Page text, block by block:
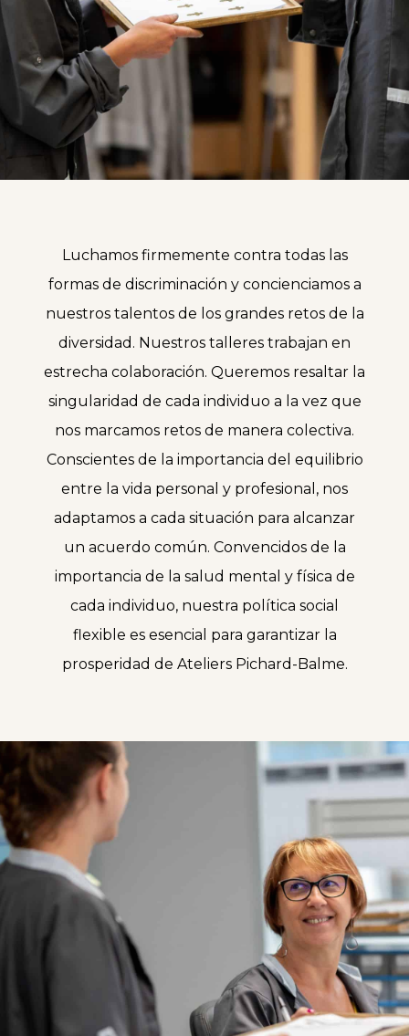
Luchamos firmemente contra todas las
formas de discriminación y concienciamos a
nuestros talentos de los grandes retos de la
diversidad. Nuestros talleres trabajan en
estrecha colaboración. Queremos resaltar la
singularidad de cada individuo a la vez que
nos marcamos retos de manera colectiva.
Conscientes de la importancia del equilibrio
entre la vida personal y profesional, nos
adaptamos a cada situación para alcanzar
un acuerdo común. Convencidos de la
importancia de la salud mental y física de
cada individuo, nuestra política social
flexible es esencial para garantizar la
prosperidad de Ateliers Pichard-Balme.